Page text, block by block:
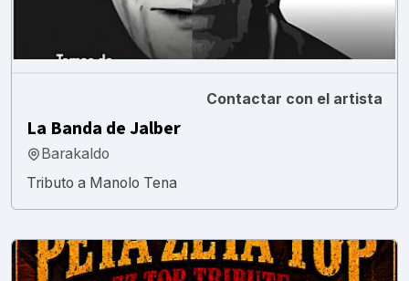
Contactar con el artista
La Banda de Jalber
Barakaldo
Tributo a Manolo Tena